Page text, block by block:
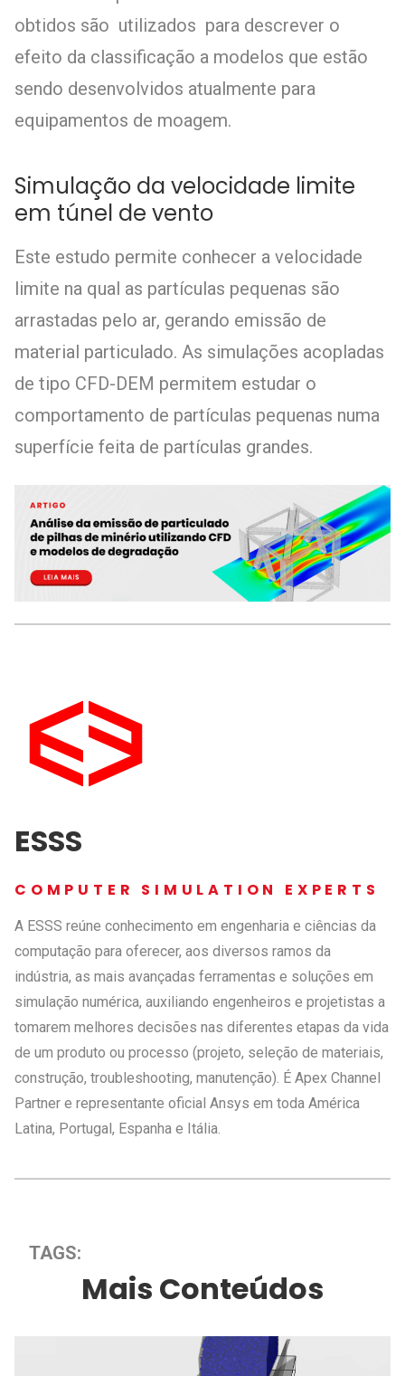
obtidos são utilizados para descrever o
efeito da classificação a modelos que estão
sendo desenvolvidos atualmente para
equipamentos de moagem.
Simulação da velocidade limite
em túnel de vento
Este estudo permite conhecer a velocidade
limite na qual as partículas pequenas são
arrastadas pelo ar, gerando emissão de
material particulado. As simulações acopladas
de tipo CFD-DEM permitem estudar o
comportamento de partículas pequenas numa
superfície feita de partículas grandes.
ESSS
COMPUTER SIMULATION EXPERTS
A ESSS reúne conhecimento em engenharia e ciências da
computação para oferecer, aos diversos ramos da
indústria, as mais avançadas ferramentas e soluções em
simulação numérica, auxiliando engenheiros e projetistas a
tomarem melhores decisões nas diferentes etapas da vida
de um produto ou processo (projeto, seleção de materiais,
construção, troubleshooting, manutenção). É Apex Channel
Partner e representante oficial Ansys em toda América
Latina, Portugal, Espanha e Itália.
TAGS:
Mais Conteúdos